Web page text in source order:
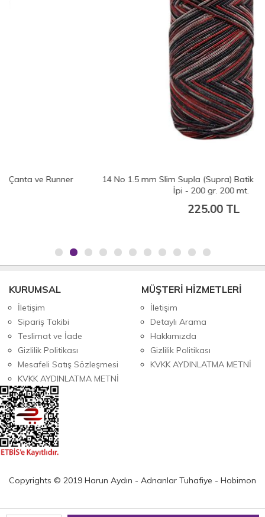
14 No 1.5 mm Slim Supla (Supra) Batik Çanta ve Runner
KURUMSAL
İletişim
Sipariş Takibi
Teslimat ve İade
Gizlilik Politikası
Mesafeli Satış Sözleşmesi
KVKK AYDINLATMA METNİ
MÜŞTERİ HİZMETLERİ
İletişim
Detaylı Arama
Hakkımızda
Gizlilik Politikası
KVKK AYDINLATMA METNİ
Copyrights © 2019 Harun Aydın - Adnanlar Tuhafiye - Hobimon